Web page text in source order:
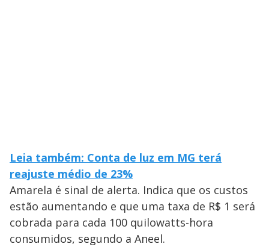
Leia também: Conta de luz em MG terá
reajuste médio de 23%
Amarela é sinal de alerta. Indica que os custos
estão aumentando e que uma taxa de R$ 1 será
cobrada para cada 100 quilowatts-hora
consumidos, segundo a Aneel.